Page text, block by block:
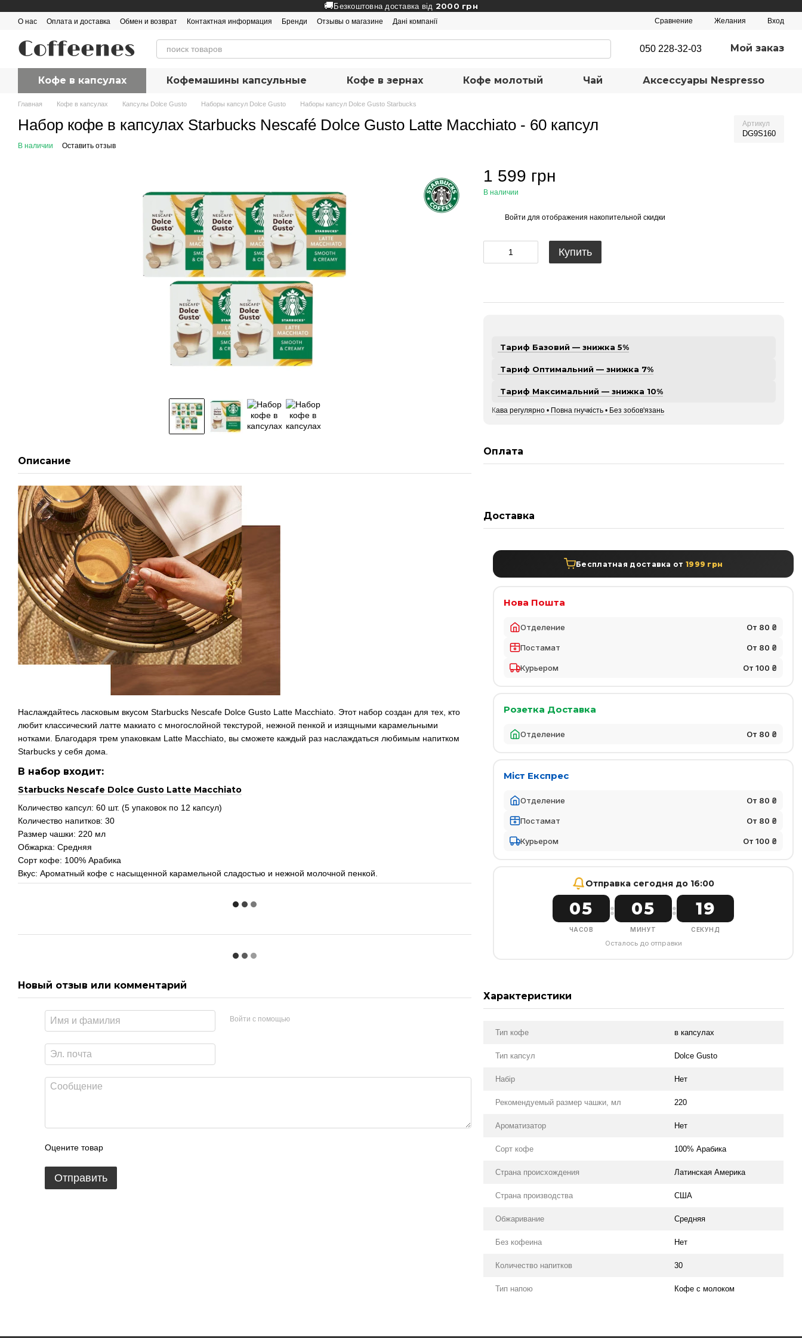
🚚Безкоштовна доставка від 2000 грн
О нас Оплата и доставка Обмен и возврат Контактная информация Бренди Отзывы о магазине Дані компанії Сравнение Желания Вход
050 228-32-03 Мой заказ
Кофе в капсулах Кофемашины капсульные Кофе в зернах Кофе молотый Чай Аксеcсуары Nespresso
Главная Кофе в капсулах Капсулы Dolce Gusto Наборы капсул Dolce Gusto Наборы капсул Dolce Gusto Starbucks
Набор кофе в капсулах Starbucks Nescafé Dolce Gusto Latte Macchiato - 60 капсул Артикул
DG9S160
В наличии Оставить отзыв
Описание
Наслаждайтесь ласковым вкусом Starbucks Nescafe Dolce Gusto Latte Macchiato. Этот набор создан для тех, кто
любит классический латте макиато с многослойной текстурой, нежной пенкой и изящными карамельными
нотками. Благодаря трем упаковкам Latte Macchiato, вы сможете каждый раз наслаждаться любимым напитком
Starbucks у себя дома.
В набор входит:
Starbucks Nescafe Dolce Gusto Latte Macchiato
Количество капсул: 60 шт. (5 упаковок по 12 капсул)
Количество напитков: 30
Размер чашки: 220 мл
Обжарка: Средняя
Сорт кофе: 100% Арабика
Вкус: Ароматный кофе с насыщенной карамельной сладостью и нежной молочной пенкой.
Новый отзыв или комментарий
Войти с помощью
Оцените товар
Отправить
1 599 грн
В наличии
Войти для отображения накопительной скидки
Купить
Тариф Базовий — знижка 5%
Тариф Оптимальний — знижка 7%
Тариф Максимальний — знижка 10%
Кава регулярно • Повна гнучкість • Без зобов'язань
Оплата
Доставка
Бесплатная доставка от 1999 грн
Нова Пошта
Отделение От 80 ₴
Постамат От 80 ₴
Курьером От 100 ₴
Розетка Доставка
Отделение От 80 ₴
Міст Експрес
Отделение От 80 ₴
Постамат От 80 ₴
Курьером От 100 ₴
Отправка сегодня до 16:00
05
ЧАСОВ
: 05
МИНУТ
: 18
СЕКУНД
Осталось до отправки
Характеристики
Тип кофе в капсулах
Тип капсул Dolce Gusto
Набір Нет
Рекомендуемый размер чашки, мл 220
Ароматизатор Нет
Сорт кофе 100% Арабика
Страна происхождения Латинская Америка
Страна производства США
Обжаривание Средняя
Без кофеина Нет
Количество напитков 30
Тип напою Кофе с молоком